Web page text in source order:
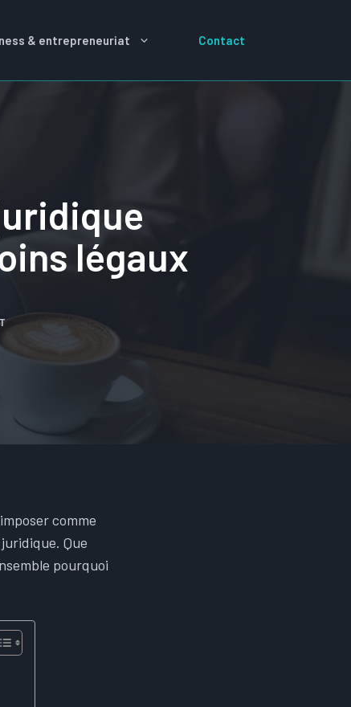
& entrepreneuriat Contact
légaux
comme
Que
pourquoi